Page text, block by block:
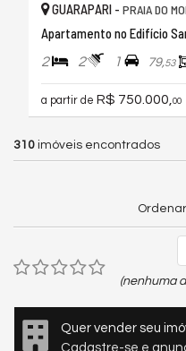
GUARAPARI - PRAIA DO
Apartamento no Edifício
2 2 1 79,53
a partir de R$ 750.000, 00
310 imóveis encontrados
(nenhuma
Quer vender seu
Cadastre-se e